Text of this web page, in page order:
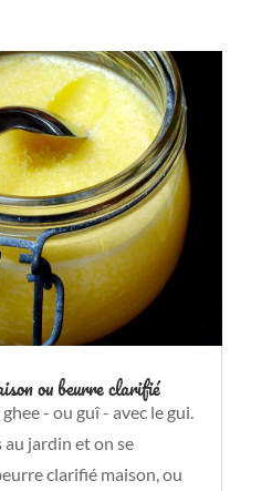
ou beurre clarifié
- ou guî - avec le gui.
jardin et on se
clarifié maison, ou